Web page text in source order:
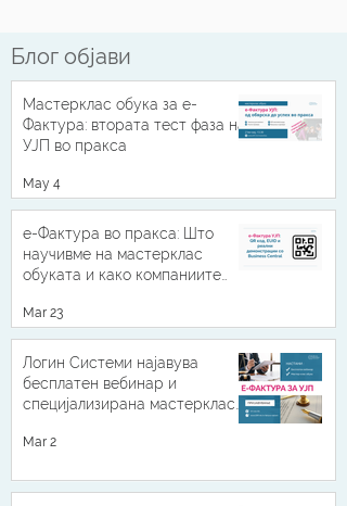
Блог објави
Мастерклас обука за е-
Фактура: втората тест фаза на
УЈП во пракса
May 4
е-Фактура во пракса: Што
научивме на мастерклас
обуката и како компаниите
Mar 23
Логин Системи најавува
бесплатен вебинар и
специјализирана мастерклас
Mar 2